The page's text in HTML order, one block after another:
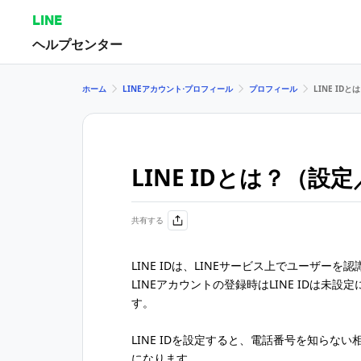
LINE
ヘルプセンター
ホーム LINEアカウント⋅プロフィール プロフィール LINE IDと
LINE IDとは？（設定
共有する
LINE IDは、LINEサービス上でユーザーを認
LINEアカウントの登録時はLINE IDは未設
す。
LINE IDを設定すると、電話番号を知らない